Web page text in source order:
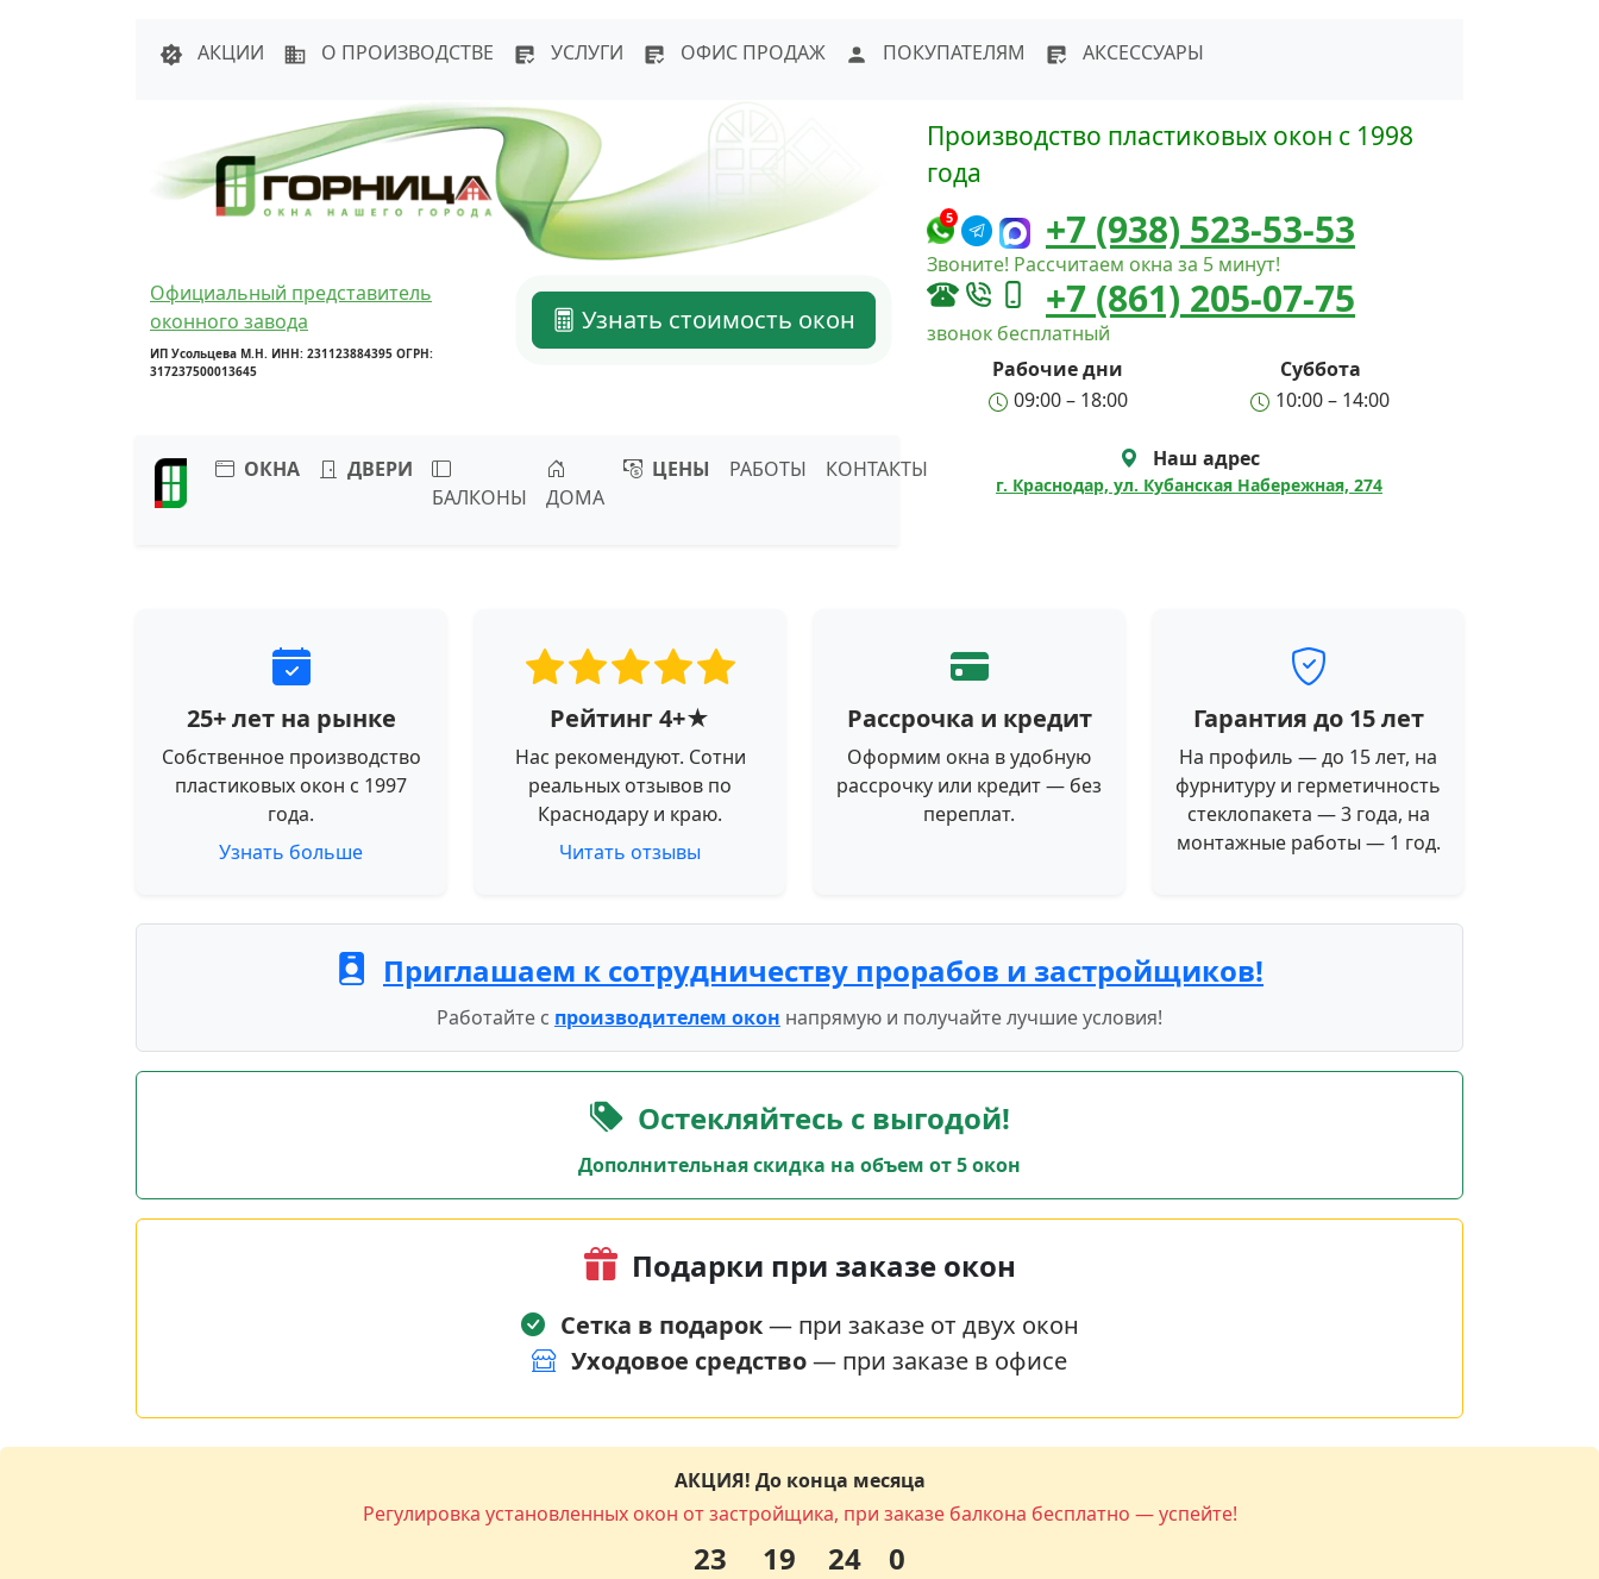
АКЦИИ
О ПРОИЗВОДСТВЕ УСЛУГИ ОФИС ПРОДАЖ ПОКУПАТЕЛЯМ АКСЕССУАРЫ
Официальный представитель
оконного завода
ИП Усольцева М.Н. ИНН: 231123884395 ОГРН:
317237500013645
Узнать стоимость окон
ОКНА
ДВЕРИ
БАЛКОНЫ
ДОМА
ЦЕНЫ РАБОТЫ КОНТАКТЫ
Производство пластиковых окон с 1998
года
5 +7 (938) 523-53-53
Звоните! Рассчитаем окна за 5 минут!
+7 (861) 205-07-75
звонок бесплатный
Рабочие дни
Суббота
09:00 – 18:00
10:00 – 14:00
Наш адрес
г. Краснодар, ул. Кубанская Набережная, 274
25+ лет на рынке
Собственное производство
пластиковых окон с 1997
года.
Узнать больше
Рейтинг 4+★
Нас рекомендуют. Сотни
реальных отзывов по
Краснодару и краю.
Читать отзывы
Рассрочка и кредит
Оформим окна в удобную
рассрочку или кредит — без
переплат.
Гарантия до 15 лет
На профиль — до 15 лет, на
фурнитуру и герметичность
стеклопакета — 3 года, на
монтажные работы — 1 год.
Приглашаем к сотрудничеству прорабов и застройщиков!
Работайте с производителем окон напрямую и получайте лучшие условия!
Остекляйтесь с выгодой!
Дополнительная скидка на объем от 5 окон
Подарки при заказе окон
Сетка в подарок— при заказе от двух окон
Уходовое средство— при заказе в офисе
АКЦИЯ! До конца месяца
Регулировка установленных окон от застройщика, при заказе балкона бесплатно — успейте!
23 19 23 59